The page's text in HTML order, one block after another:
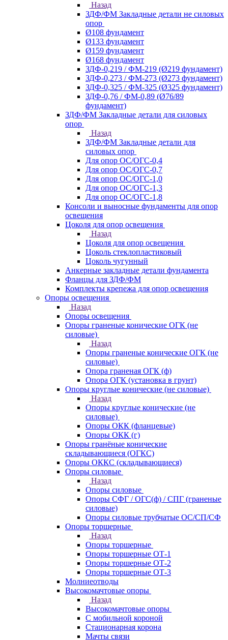
Назад
ЗДФ/ФМ Закладные детали не силовых
опор
Ø108 фундамент
Ø133 фундамент
Ø159 фундамент
Ø168 фундамент
ЗДФ-0,219 / ФМ-219 (Ø219 фундамент)
ЗДФ-0,273 / ФМ-273 (Ø273 фундамент)
ЗДФ-0,325 / ФМ-325 (Ø325 фундамент)
ЗДФ-0,76 / ФМ-0,89 (Ø76/89
фундамент)
ЗДФ/ФМ Закладные детали для силовых
опор
Назад
ЗДФ/ФМ Закладные детали для
силовых опор
Для опор ОС/ОГС-0,4
Для опор ОС/ОГС-0,7
Для опор ОС/ОГС-1,0
Для опор ОС/ОГС-1,3
Для опор ОС/ОГС-1,8
Консоли и выносные фундаменты для опор
освещения
Цоколя для опор освещения
Назад
Цоколя для опор освещения
Цоколь стеклопластиковый
Цоколь чугунный
Анкерные закладные детали фундамента
Фланцы для ЗДФ/ФМ
Комплекты крепежа для опор освещения
Опоры освещения
Назад
Опоры освещения
Опоры граненые конические ОГК (не
силовые)
Назад
Опоры граненые конические ОГК (не
силовые)
Опора граненая ОГК (ф)
Опора ОГК (установка в грунт)
Опоры круглые конические (не силовые)
Назад
Опоры круглые конические (не
силовые)
Опоры ОКК (фланцевые)
Опоры ОКК (г)
Опоры гранёные конические
складывающиеся (ОГКС)
Опоры ОККС (складывающиеся)
Опоры силовые
Назад
Опоры силовые
Опоры СФГ / ОГС(ф) / СПГ (граненые
силовые)
Опоры силовые трубчатые ОС/СП/СФ
Опоры торшерные
Назад
Опоры торшерные
Опоры торшерные ОТ-1
Опоры торшерные ОТ-2
Опоры торшерные ОТ-3
Молниеотводы
Высокомачтовые опоры
Назад
Высокомачтовые опоры
С мобильной короной
Стационарная корона
Мачты связи